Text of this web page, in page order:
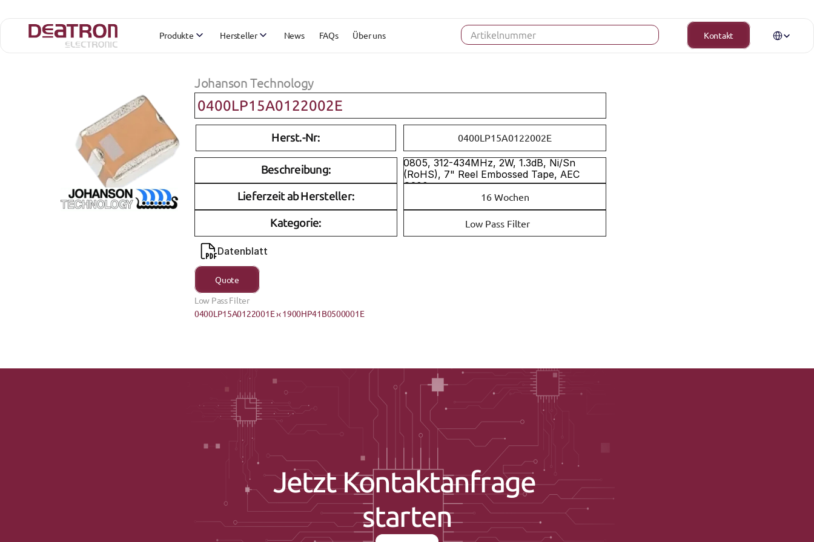
Johanson Technology
0400LP15A0122002E
Herst.-Nr: 0400LP15A0122002E
Beschreibung:
0805, 312-434MHz, 2W, 1.3dB, Ni/Sn
(RoHS), 7" Reel Embossed Tape, AEC
Q200
Lieferzeit ab Hersteller: 16 Wochen
Kategorie: Low Pass Filter
Datenblatt
Quote
Low Pass Filter
0400LP15A0122001E ›‹ 1900HP41B0500001E
Kontakt
Produkte Hersteller News FAQs Über uns Artikelnummer
Jetzt Kontaktanfrage
starten